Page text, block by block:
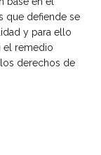
que defiende se
y para ello
el remedio
derechos de